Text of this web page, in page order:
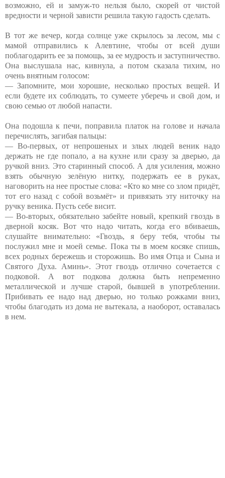
возможно, ей и замуж-то нельзя было, скорей от чистой
вредности и черной зависти решила такую гадость сделать.
В тот же вечер, когда солнце уже скрылось за лесом, мы с
мамой отправились к Алевтине, чтобы от всей души
поблагодарить ее за помощь, за ее мудрость и заступничество.
Она выслушала нас, кивнула, а потом сказала тихим, но
очень внятным голосом:
— Запомните, мои хорошие, несколько простых вещей. И
если будете их соблюдать, то сумеете уберечь и свой дом, и
свою семью от любой напасти.
Она подошла к печи, поправила платок на голове и начала
перечислять, загибая пальцы:
— Во-первых, от непрошеных и злых людей веник надо
держать не где попало, а на кухне или сразу за дверью, да
ручкой вниз. Это старинный способ. А для усиления, можно
взять обычную зелёную нитку, подержать ее в руках,
наговорить на нее простые слова: «Кто ко мне со злом придёт,
тот его назад с собой возьмёт» и привязать эту ниточку на
ручку веника. Пусть себе висит.
— Во-вторых, обязательно забейте новый, крепкий гвоздь в
дверной косяк. Вот что надо читать, когда его вбиваешь,
слушайте внимательно: «Гвоздь, я беру тебя, чтобы ты
послужил мне и моей семье. Пока ты в моем косяке спишь,
всех родных бережешь и сторожишь. Во имя Отца и Сына и
Святого Духа. Аминь». Этот гвоздь отлично сочетается с
подковой. А вот подкова должна быть непременно
металлической и лучше старой, бывшей в употреблении.
Прибивать ее надо над дверью, но только рожками вниз,
чтобы благодать из дома не вытекала, а наоборот, оставалась
в нем.